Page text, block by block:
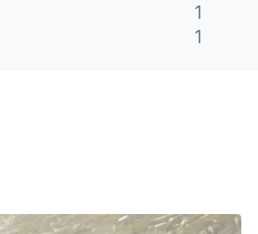
1
1